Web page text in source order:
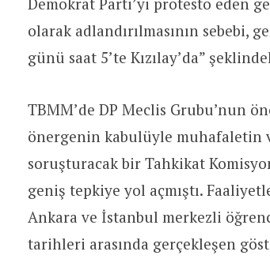
olarak adlandırılmasının sebebi,
günü saat 5’te Kızılay’da”
TBMM’de DP Meclis Grubu’nun
önergenin kabulüyle muhafaletin
soruşturacak bir Tahkikat
geniş tepkiye yol açmıştı.
Ankara ve İstanbul merkezli
tarihleri arasında gerçekleşen